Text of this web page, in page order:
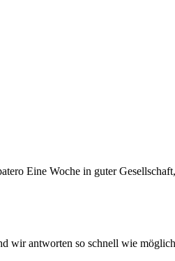
Eine Woche in guter
wir antworten so schnell wie